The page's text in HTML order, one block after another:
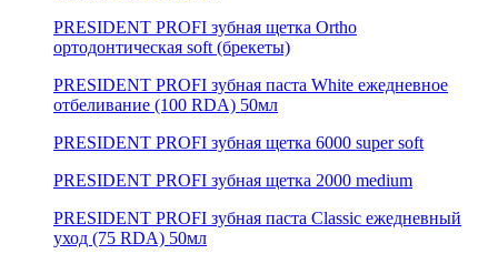
PRESIDENT PROFI зубная щетка Ortho
ортодонтическая soft (брекеты)
PRESIDENT PROFI зубная паста White ежедневное
отбеливание (100 RDA) 50мл
PRESIDENT PROFI зубная щетка 6000 super soft
PRESIDENT PROFI зубная щетка 2000 medium
PRESIDENT PROFI зубная паста Classic ежедневный
уход (75 RDA) 50мл